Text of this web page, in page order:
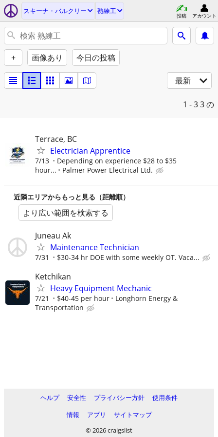
スキーナ・バルクリー 熟練工
投稿 アカウント
+ 画像あり 今日の投稿
最新
1 - 33 の
Terrace, BC
Electrician Apprentice
7/13
Depending on experience $28 to $35
hour...
Palmer Power Electrical Ltd.
近隣エリアからもっと見る（距離順）
より広い範囲を検索する
Juneau Ak
Maintenance Technician
7/31 $30-34 hr DOE with some weekly OT. Vaca...
Ketchikan
Heavy Equipment Mechanic
7/21 $40-45 per hour
Longhorn Energy &
Transportation
ヘルプ 安全性 プライバシー方針
使用条件
情報
アプリ
サイトマップ
© 2026 craigslist